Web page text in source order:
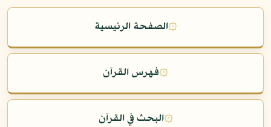
۞الصفحة الرئيسية
۞فهرس القرآن
۞البحث في القرآن